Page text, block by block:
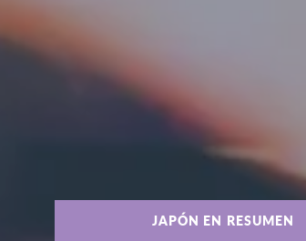
JAPÓN EN RESUMEN